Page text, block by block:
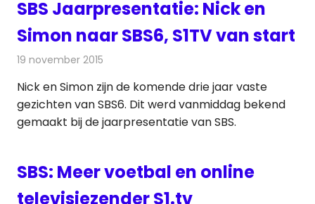
SBS Jaarpresentatie: Nick en
Simon naar SBS6, S1TV van start
19 november 2015
Nick en Simon zijn de komende drie jaar vaste
gezichten van SBS6. Dit werd vanmiddag bekend
gemaakt bij de jaarpresentatie van SBS.
SBS: Meer voetbal en online
televisiezender S1.tv